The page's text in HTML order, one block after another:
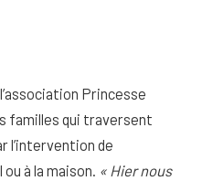
Princesse
familles qui traversent
l’intervention de
à la maison. « Hier nous